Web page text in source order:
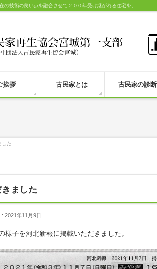
の技術の良い点を融合させて２００年受け継がれる住宅を。
挨拶 古民家とは 古民家の診断
した
ました
2021年11月9日
様子を河北新報に掲載いただきました。